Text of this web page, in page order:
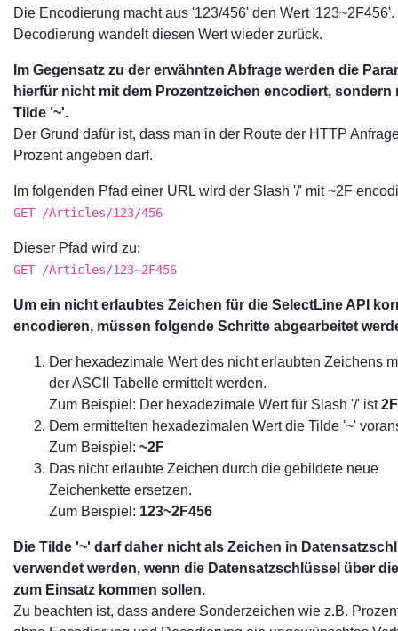
Die Encodierung macht aus '123/456' den Wert '123~2F456'.
Decodierung wandelt diesen Wert wieder zurück.
Im Gegensatz zu der erwähnten Abfrage werden die
hierfür nicht mit dem Prozentzeichen encodiert, sondern
Tilde '~'.
Der Grund dafür ist, dass man in der Route der HTTP
Prozent angeben darf.
Im folgenden Pfad einer URL wird der Slash '/' mit ~2F
GET /Articles/123/456
Dieser Pfad wird zu:
GET /Articles/123~2F456
Um ein nicht erlaubtes Zeichen für die SelectLine API
encodieren, müssen folgende Schritte abgearbeitet
Der hexadezimale Wert des nicht erlaubten Zeichens
der ASCII Tabelle ermittelt werden.
Zum Beispiel: Der hexadezimale Wert für Slash '/' ist2F
Dem ermittelten hexadezimalen Wert die Tilde '~'
Zum Beispiel: ~2F
Das nicht erlaubte Zeichen durch die gebildete neue
Zeichenkette ersetzen.
Zum Beispiel: 123~2F456
Die Tilde '~' darf daher nicht als Zeichen in
verwendet werden, wenn die Datensatzschlüssel über
zum Einsatz kommen sollen.
Zu beachten ist, dass andere Sonderzeichen wie z.B.